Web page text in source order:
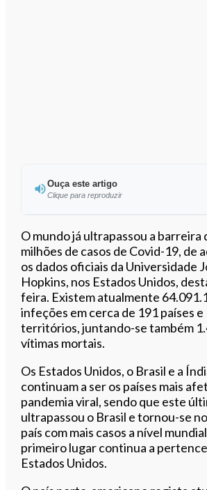
Ouça este artigo
Clique para reproduzir
Ouvir este artigo
O mundo já ultrapassou a barreira
milhões de casos de Covid-19, de
os dados oficiais da Universidade
Hopkins, nos Estados Unidos,
feira. Existem atualmente
infeções em cerca de 191 países e
territórios, juntando-se também
vítimas mortais.
Os Estados Unidos, o Brasil e a
continuam a ser os países mais
pandemia viral, sendo que este
ultrapassou o Brasil e tornou-se
país com mais casos a nível
primeiro lugar continua a
Estados Unidos.